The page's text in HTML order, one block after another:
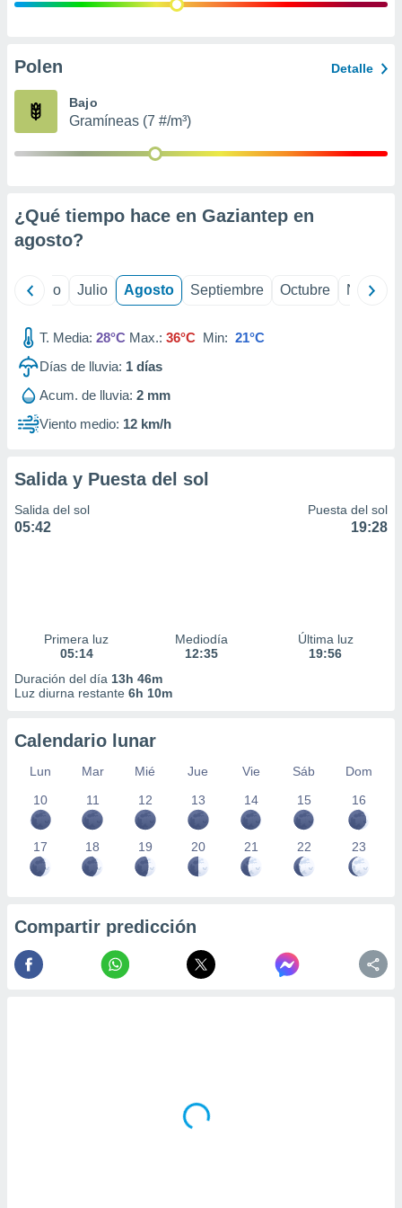
publicidad
de
Polen Detalle
Bajo
Gramíneas (7 #/m³)
¿Qué tiempo hace en Gaziantep en
agosto?
Junio Julio Agosto Septiembre Octubre
T. Media: 28°C Max.: 36°C Min: 21°C
Días de lluvia: 1 días
Acum. de lluvia: 2 mm
Viento medio: 12 km/h
Salida y Puesta del sol
Salida del sol
05:42
Puesta del sol
19:28
Primera luz
05:14
Mediodía
12:35
Última luz
19:56
Duración del día 13h 46m
Luz diurna restante 6h 10m
Calendario lunar
Lun Mar Mié Jue Vie Sáb
Dom
10
11 12 13 14 15 16
17 18 19 20 21 22 23
Compartir predicción